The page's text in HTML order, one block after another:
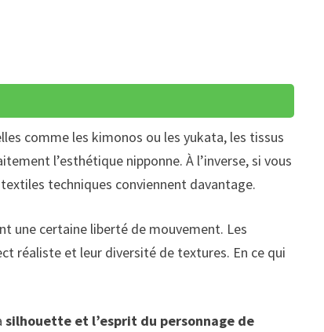
comme les kimonos ou les yukata, les tissus
l’esthétique nipponne. À l’inverse, si vous
techniques conviennent davantage.
une certaine liberté de mouvement. Les
réaliste et leur diversité de textures. En ce qui
silhouette et l’esprit du personnage de